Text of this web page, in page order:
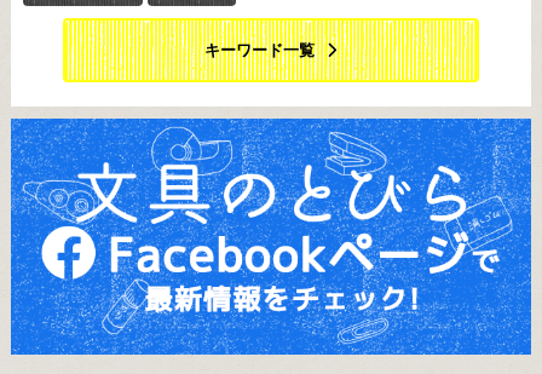
キーワード一覧